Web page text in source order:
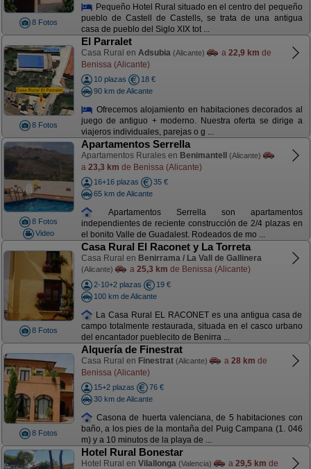
8 Fotos
Pequeño Hotel Rural situado en el centro del pequeño
pueblo de Castell de Castells, se trata de una antigua
casa de pueblo del Siglo XIX tot ...
8 Fotos
El Parralet
Casa Rural en Adsubia (Alicante) a 22,9 km de
Benissa (Alicante)
10 plazas
18 €
90 km de Alicante
Ofrecemos alojamiento en habitaciones decorados al
juego de antiguo + moderno. Nuestra oferta se dirige a
viajeros individuales, parejas o g ...
8 Fotos
Video
Apartamentos Serrella
Apartamentos Rurales en Benimantell (Alicante)
a 23,3 km de Benissa (Alicante)
16+16 plazas
35 €
65 km de Alicante
Apartamentos Serrella son apartamentos
independientes de reciente construcción de 2/4 plazas en
el bonito Valle de Guadalest. Rodeados de mo ...
8 Fotos
Casa Rural El Raconet y La Torreta
Casa Rural en Benirrama / La Vall de Gallinera
(Alicante) a 25,3 km de Benissa (Alicante)
2-10+2 plazas
19 €
100 km de Alicante
La Casa Rural EL RACONET es una antigua casa de
campo totalmente restaurada, situada en el casco urbano
del encantador pueblecito de Benirra ...
8 Fotos
Alquería de Finestrat
Casa Rural en Finestrat (Alicante) a 28 km de
Benissa (Alicante)
15+2 plazas
76 €
30 km de Alicante
Casona de huerta valenciana, de 5 habitaciones con
baño, a los pies de la montaña del Puig Campana (1. 046
m) y a 10 minutos de la playa de ...
Hotel Rural Bonestar
Hotel Rural en Vilallonga (Valencia) a 29,5 km de